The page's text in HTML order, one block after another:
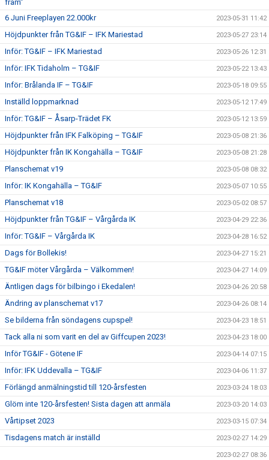
fram”
6 Juni Freeplayen 22.000kr 2023-05-31 11:42
Höjdpunkter från TG&IF – IFK Mariestad 2023-05-27 23:14
Inför: TG&IF – IFK Mariestad 2023-05-26 12:31
Inför: IFK Tidaholm – TG&IF 2023-05-22 13:43
Inför: Brålanda IF – TG&IF 2023-05-18 09:55
Inställd loppmarknad 2023-05-12 17:49
Inför: TG&IF – Åsarp-Trädet FK 2023-05-12 13:59
Höjdpunkter från IFK Falköping – TG&IF 2023-05-08 21:36
Höjdpunkter från IK Kongahälla – TG&IF 2023-05-08 21:28
Planschemat v19 2023-05-08 08:32
Inför: IK Kongahälla – TG&IF 2023-05-07 10:55
Planschemat v18 2023-05-02 08:57
Höjdpunkter från TG&IF – Vårgårda IK 2023-04-29 22:36
Inför: TG&IF – Vårgårda IK 2023-04-28 16:52
Dags för Bollekis! 2023-04-27 15:21
TG&IF möter Vårgårda – Välkommen! 2023-04-27 14:09
Äntligen dags för bilbingo i Ekedalen! 2023-04-26 20:58
Ändring av planschemat v17 2023-04-26 08:14
Se bilderna från söndagens cupspel! 2023-04-23 18:51
Tack alla ni som varit en del av Giffcupen 2023! 2023-04-23 18:00
Inför TG&IF - Götene IF 2023-04-14 07:15
Inför: IFK Uddevalla – TG&IF 2023-04-06 11:37
Förlängd anmälningstid till 120-årsfesten 2023-03-24 18:03
Glöm inte 120-årsfesten! Sista dagen att anmäla 2023-03-20 14:03
Vårtipset 2023 2023-03-15 07:34
Tisdagens match är inställd 2023-02-27 14:29
2023-02-27 08:36